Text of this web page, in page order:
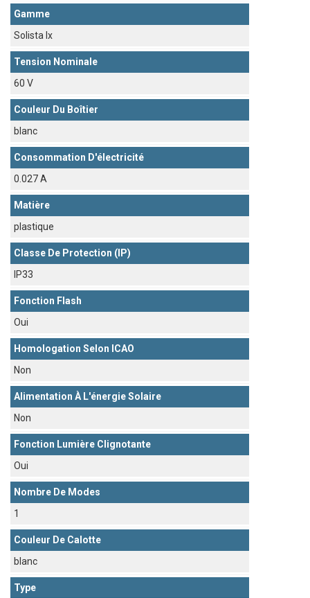
Gamme
Solista lx
Tension Nominale
60 V
Couleur Du Boîtier
blanc
Consommation D'électricité
0.027 A
Matière
plastique
Classe De Protection (IP)
IP33
Fonction Flash
Oui
Homologation Selon ICAO
Non
Alimentation À L'énergie Solaire
Non
Fonction Lumière Clignotante
Oui
Nombre De Modes
1
Couleur De Calotte
blanc
Type